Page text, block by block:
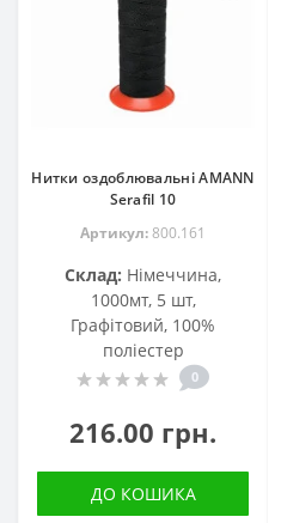
Нитки оздоблювальні AMANN
Serafil 10
Артикул:800.161
Склад: Німеччина,
1000мт, 5 шт,
Графітовий, 100%
поліестер
0
216.00 грн.
ДО КОШИКА